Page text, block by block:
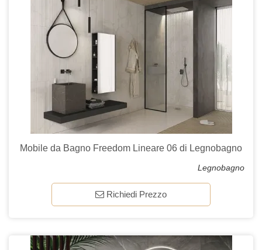
Mobile da Bagno Freedom Lineare 06 di Legnobagno
Legnobagno
Richiedi Prezzo